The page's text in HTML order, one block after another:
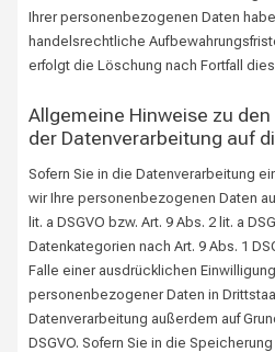
Ihrer personenbezogenen Daten
handelsrechtliche
erfolgt die Löschung nach Fortfall
Allgemeine Hinweise zu
der Datenverarbeitung auf
Sofern Sie in die Datenverarbeitung
wir Ihre personenbezogenen Daten
lit. a DSGVO bzw. Art. 9 Abs. 2 lit. a
Datenkategorien nach Art. 9 Abs. 1
Falle einer ausdrücklichen
personenbezogener Daten in
Datenverarbeitung außerdem auf
DSGVO. Sofern Sie in die